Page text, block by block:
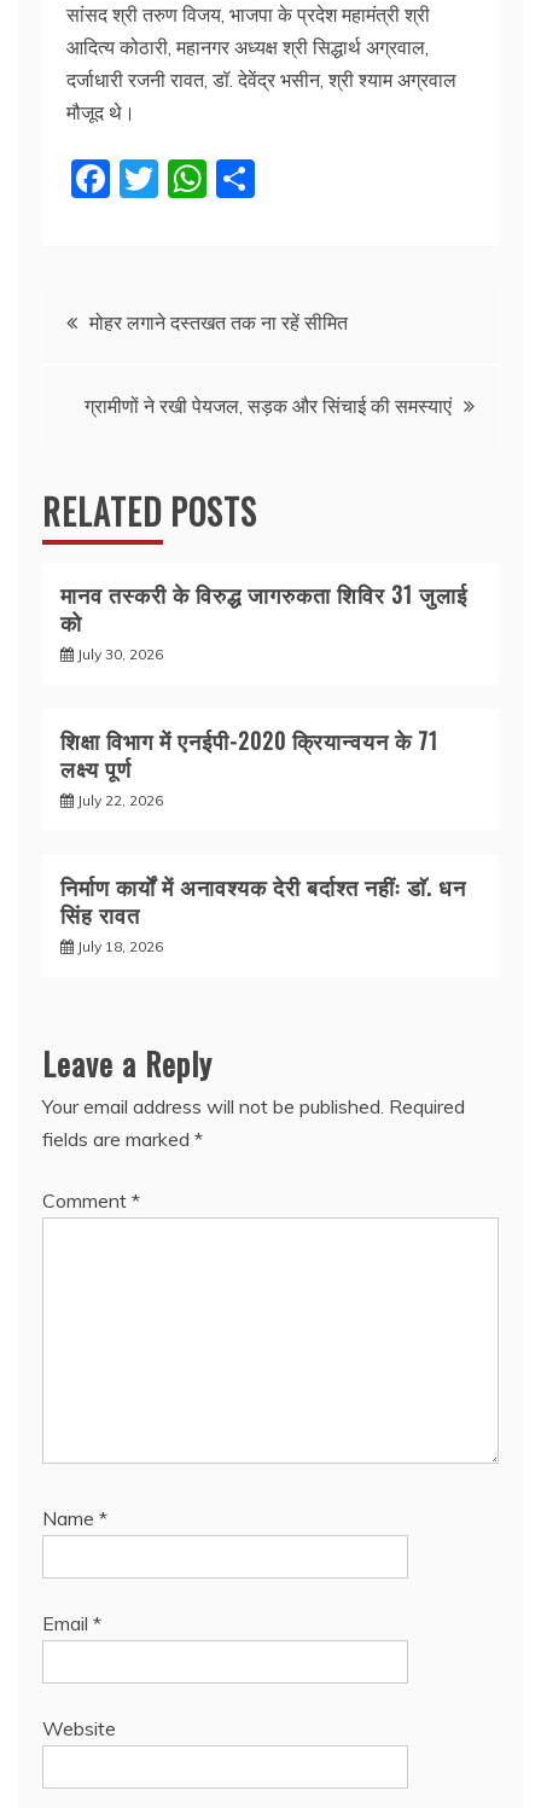
सांसद श्री तरुण विजय, भाजपा के प्रदेश महामंत्री श्री
आदित्य कोठारी, महानगर अध्यक्ष श्री सिद्धार्थ अग्रवाल,
दर्जाधारी रजनी रावत, डॉ. देवेंद्र भसीन, श्री श्याम अग्रवाल
मौजूद थे।
F
b
o
T
W
A
p
Postमोहर लगाने दस्तखत तक ना रहें सीमित
ग्रामीणों ने रखी पेयजल, सड़क और सिंचाई की समस्याएं
RELATED POSTS
मानव तस्करी के विरुद्ध जागरुकता शिविर 31 जुलाई
को
July 30, 2026
शिक्षा विभाग में एनईपी-2020 क्रियान्वयन के 71
लक्ष्य पूर्ण
July 22, 2026
निर्माण कार्यों में अनावश्यक देरी बर्दाश्त नहींः डाॅ. धन
सिंह रावत
July 18, 2026
Leave a Reply
Your email address will not be published. Required
fields are marked *
Comment *
Name *
Email *
Website